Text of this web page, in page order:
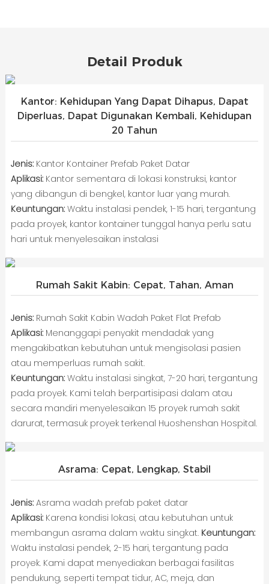
Detail Produk
Rumah Sakit Kabin: Cepat, Tahan, Aman
Jenis: Rumah Sakit Kabin Wadah Paket Flat Prefab
Aplikasi: Menanggapi penyakit mendadak yang
mengakibatkan kebutuhan untuk mengisolasi pasien
atau memperluas rumah sakit.
Keuntungan: Waktu instalasi singkat, 7-20 hari, tergantung
pada proyek. Kami telah berpartisipasi dalam atau
secara mandiri menyelesaikan 15 proyek rumah sakit
darurat, termasuk proyek terkenal Huoshenshan Hospital.
Kantor: Kehidupan Yang Dapat Dihapus, Dapat
Diperluas, Dapat Digunakan Kembali, Kehidupan
20 Tahun
Jenis: Kantor Kontainer Prefab Paket Datar
Aplikasi: Kantor sementara di lokasi konstruksi, kantor
yang dibangun di bengkel, kantor luar yang murah.
Keuntungan: Waktu instalasi pendek, 1-15 hari, tergantung
pada proyek, kantor kontainer tunggal hanya perlu satu
hari untuk menyelesaikan instalasi
Asrama: Cepat, Lengkap, Stabil
Jenis: Asrama wadah prefab paket datar
Aplikasi: Karena kondisi lokasi, atau kebutuhan untuk
membangun asrama dalam waktu singkat. Keuntungan:
Waktu instalasi pendek, 2-15 hari, tergantung pada
proyek. Kami dapat menyediakan berbagai fasilitas
pendukung, seperti tempat tidur, AC, meja, dan